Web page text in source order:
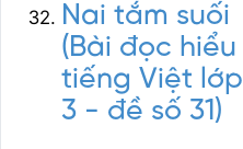
Nai tắm suối
(Bài đọc hiểu
tiếng Việt lớp
3 - đề số 31)